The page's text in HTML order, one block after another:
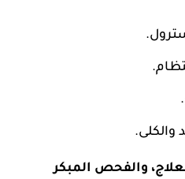
والكلى.
والفحص المبكر